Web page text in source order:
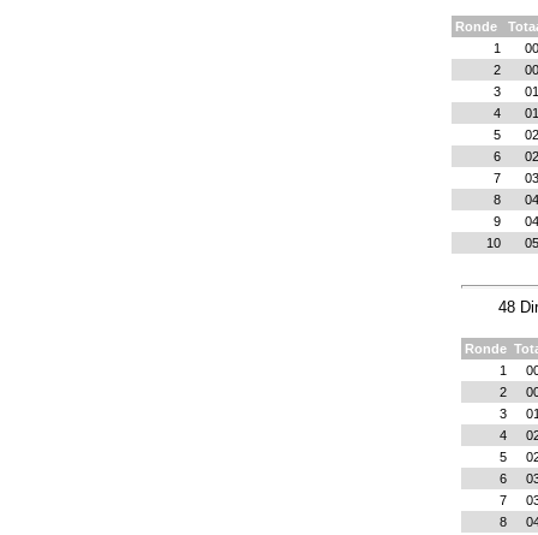
Ronde
1
2
3
4
5
6
7
8
9
10
48
Ronde
1
2
3
4
5
6
7
8